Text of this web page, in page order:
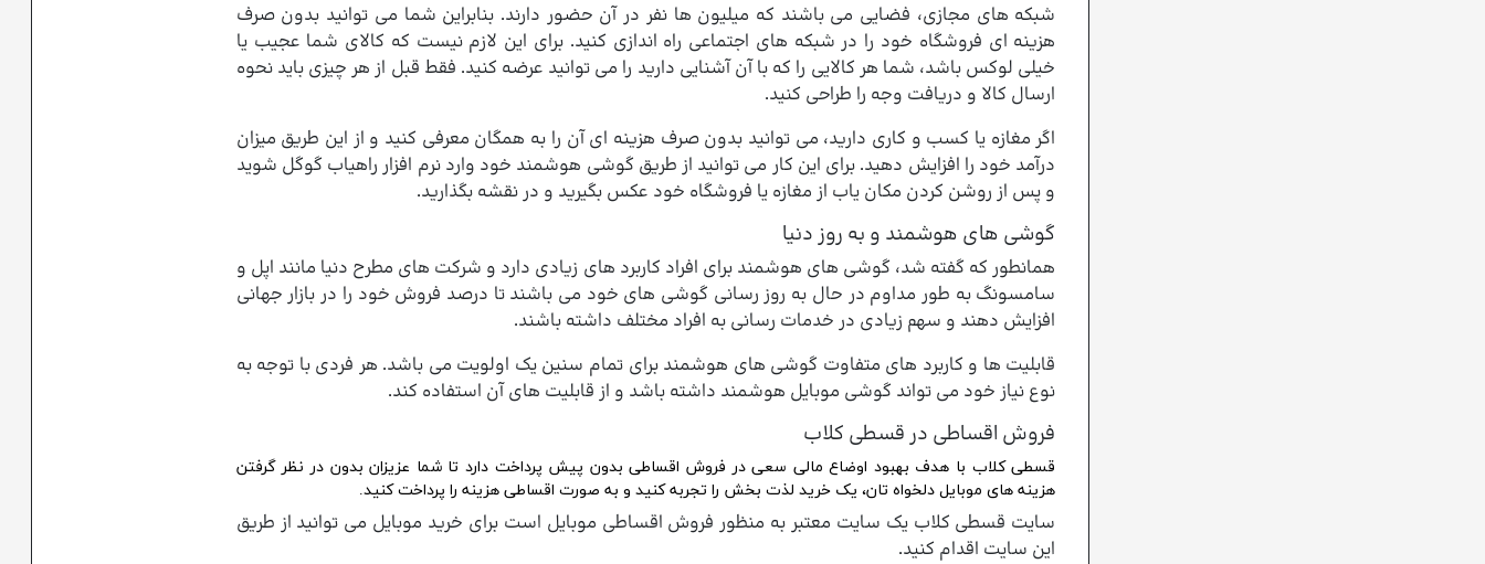
شبکه های مجازی، فضایی می باشند که میلیون ها نفر در آن حضور دارند. بنابراین شما می توانید بدون صرف
هزینه ای فروشگاه خود را در شبکه های اجتماعی راه اندازی کنید. برای این لازم نیست که کالای شما عجیب یا
خیلی لوکس باشد، شما هر کالایی را که با آن آشنایی دارید را می توانید عرضه کنید. فقط قبل از هر چیزی باید نحوه
ارسال کالا و دریافت وجه را طراحی کنید.
اگر مغازه یا کسب و کاری دارید، می توانید بدون صرف هزینه ای آن را به همگان معرفی کنید و از این طریق میزان
درآمد خود را افزایش دهید. برای این کار می توانید از طریق گوشی هوشمند خود وارد نرم افزار راهیاب گوگل شوید
و پس از روشن کردن مکان یاب از مغازه یا فروشگاه خود عکس بگیرید و در نقشه بگذارید.
گوشی های هوشمند و به روز دنیا
همانطور که گفته شد، گوشی های هوشمند برای افراد کاربرد های زیادی دارد و شرکت های مطرح دنیا مانند اپل و
سامسونگ به طور مداوم در حال به روز رسانی گوشی های خود می باشند تا درصد فروش خود را در بازار جهانی
افزایش دهند و سهم زیادی در خدمات رسانی به افراد مختلف داشته باشند.
قابلیت ها و کاربرد های متفاوت گوشی های هوشمند برای تمام سنین یک اولویت می باشد. هر فردی با توجه به
نوع نیاز خود می تواند گوشی موبایل هوشمند داشته باشد و از قابلیت های آن استفاده کند.
فروش اقساطی در قسطی کلاب
قسطی کلاب با هدف بهبود اوضاع مالی سعی در فروش اقساطی بدون پیش پرداخت دارد تا شما عزیزان بدون در نظر گرفتن
هزینه های موبایل دلخواه تان، یک خرید لذت بخش را تجربه کنید و به صورت اقساطی هزینه را پرداخت کنید.
سایت قسطی کلاب یک سایت معتبر به منظور فروش اقساطی موبایل است برای خرید موبایل می توانید از طریق
این سایت اقدام کنید.